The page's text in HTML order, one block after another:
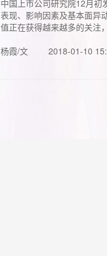
中国上市公司研究院12月初
表现、影响因素及基本面异
值正在获得越来越多的关注
杨霞/文
2018-01-10